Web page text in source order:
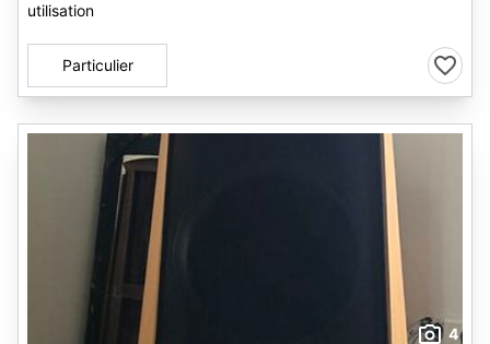
utilisation
Particulier
4